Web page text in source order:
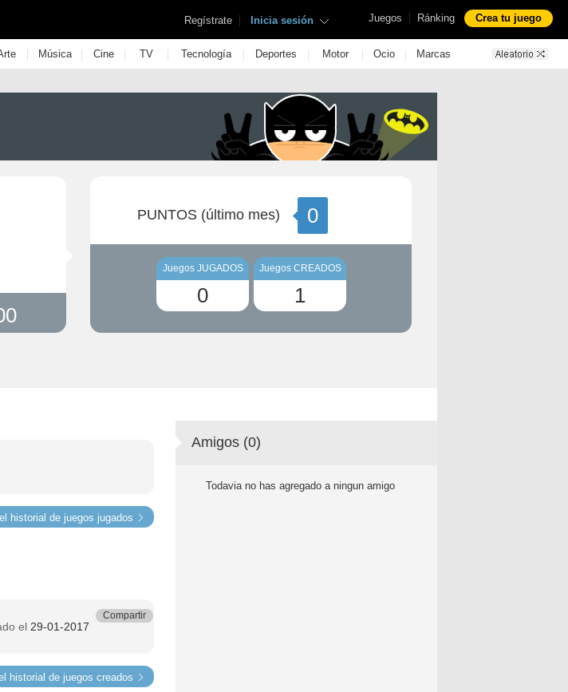
Juegos | Ránking Crea tu juego
Regístrate | Inicia sesión
| Música | Cine | TV | Tecnología | Deportes | Motor | Ocio | Marcas
PUNTOS (último mes) 0
Juegos JUGADOS
0
Juegos CREADOS
1
historial de juegos jugados
el 29-01-2017
Compartir
historial de juegos creados
Amigos (0)
Todavia no has agregado a ningun amigo